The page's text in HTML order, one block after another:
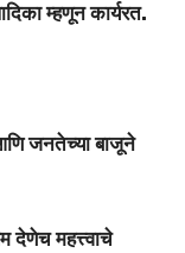
म्हणून कार्यरत.
जनतेच्या बाजूने
देणेच महत्त्वाचे